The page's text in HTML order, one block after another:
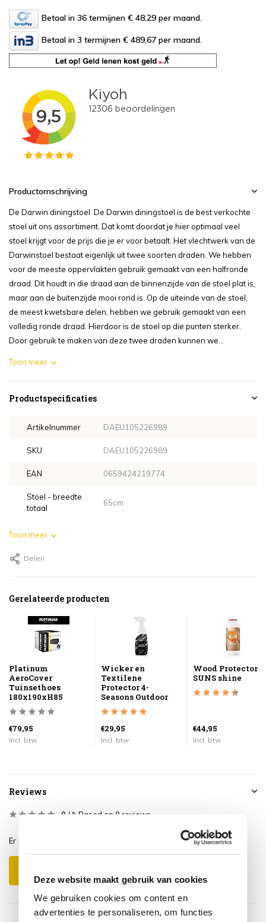
Deze website maakt gebruik van cookies
We gebruiken cookies om content en
advertenties te personaliseren, om functies
Betaal in 36 termijnen € 48,29 per maand.
Betaal in 3 termijnen € 489,67 per maand.
Productomschrijving
De Darwin diningstoel De Darwin diningstoel is de best verkochte
stoel uit ons assortiment. Dat komt doordat je hier optimaal veel
stoel krijgt voor de prijs die je er voor betaalt. Het vlechtwerk van de
Darwinstoel bestaat eigenlijk uit twee soorten draden. We hebben
voor de meeste oppervlakten gebruik gemaakt van een halfronde
draad. Dit houdt in die draad aan de binnenzijde van de stoel plat is,
maar aan de buitenzijde mooi rond is. Op de uiteinde van de stoel,
de meest kwetsbare delen, hebben we gebruik gemaakt van een
volledig ronde draad. Hierdoor is de stoel op die punten sterker.
Door gebruik te maken van deze twee draden kunnen we...
Toon meer
Productspecificaties
Artikelnummer DAEU105226989
SKU DAEU105226989
EAN 0659424219774
Stoel - breedte
totaal
65cm
Toon meer
Delen
Gerelateerde producten
Platinum
AeroCover
Tuinsethoes
180x190xH85
€79,95
Incl. btw
Wicker en
Textilene
Protector 4-
Seasons Outdoor
€29,95
Incl. btw
Wood Protector
SUNS shine
€44,95
Incl. btw
Reviews
0 / 5 Based on 0 reviews
Er zijn nog geen reviews geschreven over dit product..
Schrijf je eigen review